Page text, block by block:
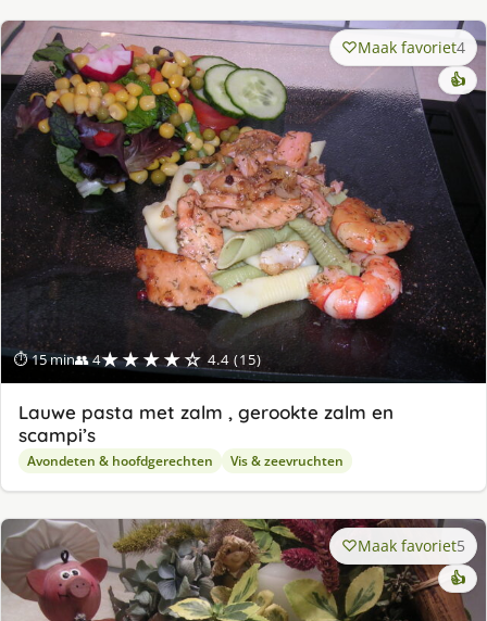
⏱ 15 min👥 4★★★★☆ 4.4 (15)
Maak favoriet4
👍
Lauwe pasta met zalm , gerookte zalm en
scampi’s
Avondeten & hoofdgerechten Vis & zeevruchten
Maak favoriet5
👍